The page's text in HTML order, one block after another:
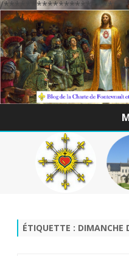
/
ÉTIQUETTE : DIMANCHE